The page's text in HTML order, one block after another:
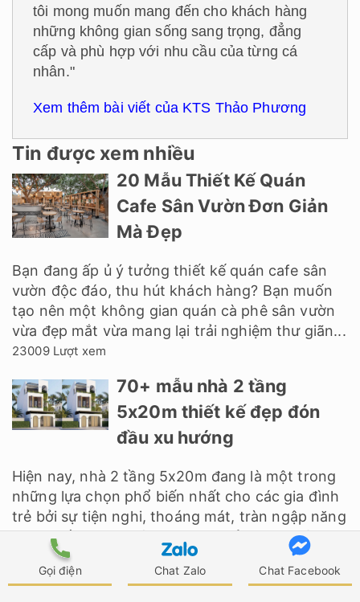
Gọi điện Chat Zalo Chat Facebook
tôi mong muốn mang đến cho khách hàng
những không gian sống sang trọng, đẳng
cấp và phù hợp với nhu cầu của từng cá
nhân."
Xem thêm bài viết của KTS Thảo Phương
Tin được xem nhiều
20 Mẫu Thiết Kế Quán
Cafe Sân Vườn Đơn Giản
Mà Đẹp
Bạn đang ấp ủ ý tưởng thiết kế quán cafe sân
vườn độc đáo, thu hút khách hàng? Bạn muốn
tạo nên một không gian quán cà phê sân vườn
vừa đẹp mắt vừa mang lại trải nghiệm thư giãn...
23009 Lượt xem
70+ mẫu nhà 2 tầng
5x20m thiết kế đẹp đón
đầu xu hướng
Hiện nay, nhà 2 tầng 5x20m đang là một trong
những lựa chọn phổ biến nhất cho các gia đình
trẻ bởi sự tiện nghi, thoáng mát, tràn ngập năng
lượng sống, chi phí xây dựng phải chăng và
20515 Lượt xem